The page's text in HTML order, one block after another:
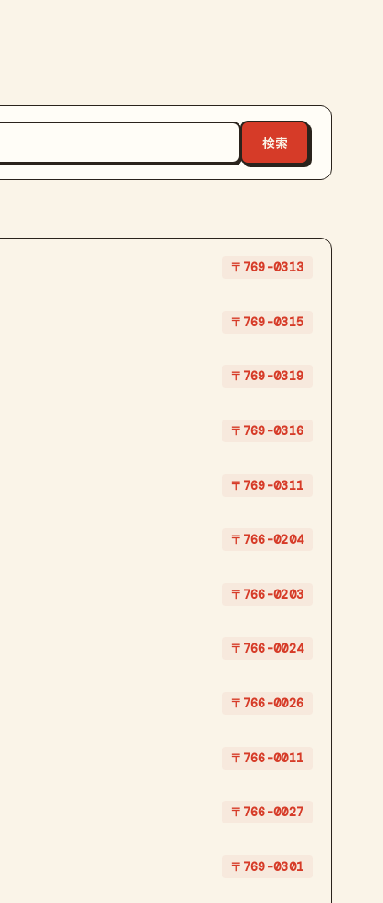
〒769-0313
〒769-0315
〒769-0319
〒769-0316
〒769-0311
〒766-0204
〒766-0203
〒766-0024
〒766-0026
〒766-0011
〒766-0027
〒769-0301